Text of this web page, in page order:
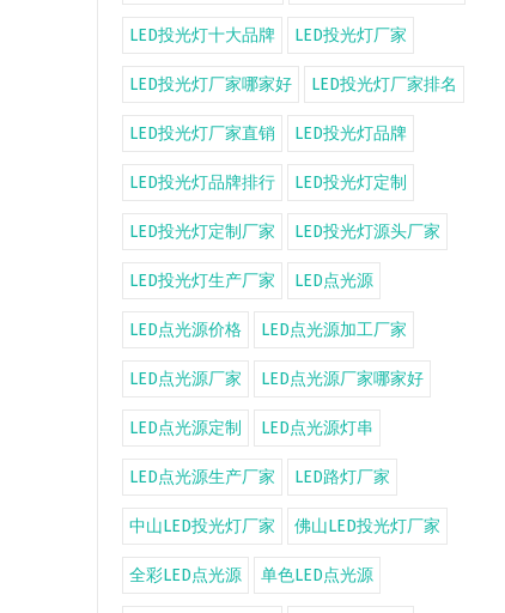
LED投光灯十大品牌 LED投光灯厂家
LED投光灯厂家哪家好 LED投光灯厂家排名
LED投光灯厂家直销 LED投光灯品牌
LED投光灯品牌排行 LED投光灯定制
LED投光灯定制厂家 LED投光灯源头厂家
LED投光灯生产厂家 LED点光源
LED点光源价格 LED点光源加工厂家
LED点光源厂家 LED点光源厂家哪家好
LED点光源定制 LED点光源灯串
LED点光源生产厂家 LED路灯厂家
中山LED投光灯厂家 佛山LED投光灯厂家
全彩LED点光源 单色LED点光源